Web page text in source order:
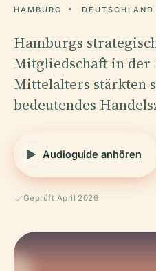
HAMBURG DEUTSCHLAND
Hamburgs
Mitgliedschaft in der
Mittelalters stärkten
bedeutendes
Audioguide anhören
Geprüft April 2026